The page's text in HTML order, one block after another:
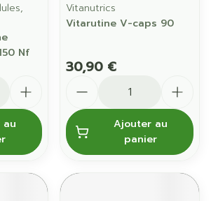
Nf
Vitanutrics
Vitarutine V-caps 90
30,90 €
Ajouter au
panier